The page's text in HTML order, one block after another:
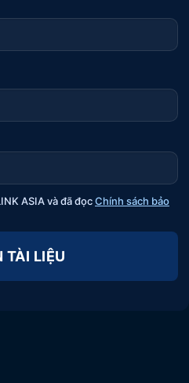
ASIA và đã đọcChính sách bảo
TÀI LIỆU